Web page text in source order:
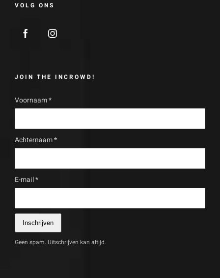
VOLG ONS
JOIN THE INCROWD!
Voornaam*
Achternaam*
E-mail*
Inschrijven
Geen spam. Uitschrijven kan altijd.